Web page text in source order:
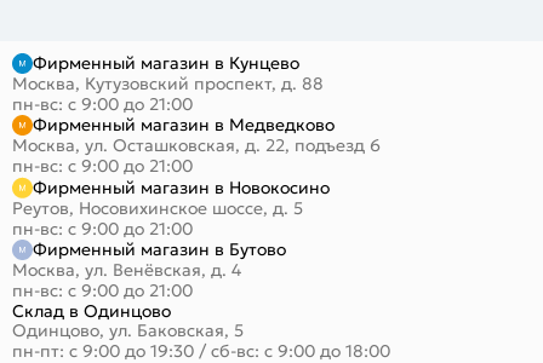
Фирменный магазин в Кунцево
Москва, Кутузовский проспект, д. 88
пн-вс: с 9:00 до 21:00
Фирменный магазин в Медведково
Москва, ул. Осташковская, д. 22, подъезд 6
пн-вс: с 9:00 до 21:00
Фирменный магазин в Новокосино
Реутов, Носовихинское шоссе, д. 5
пн-вс: с 9:00 до 21:00
Фирменный магазин в Бутово
Москва, ул. Венёвская, д. 4
пн-вс: с 9:00 до 21:00
Склад в Одинцово
Одинцово, ул. Баковская, 5
пн-пт: с 9:00 до 19:30 / сб-вс: с 9:00 до 18:00